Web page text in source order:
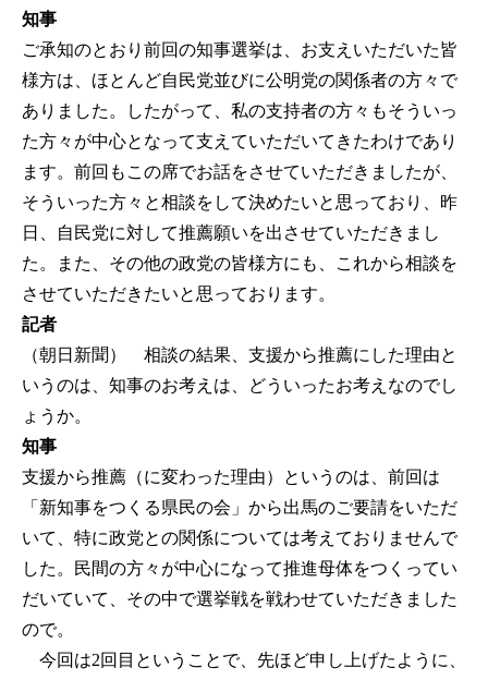
知事
ご承知のとおり前回の知事選挙は、お支えいただいた皆
様方は、ほとんど自民党並びに公明党の関係者の方々で
ありました。したがって、私の支持者の方々もそういっ
た方々が中心となって支えていただいてきたわけであり
ます。前回もこの席でお話をさせていただきましたが、
そういった方々と相談をして決めたいと思っており、昨
日、自民党に対して推薦願いを出させていただきまし
た。また、その他の政党の皆様方にも、これから相談を
させていただきたいと思っております。
記者
（朝日新聞） 相談の結果、支援から推薦にした理由と
いうのは、知事のお考えは、どういったお考えなのでし
ょうか。
知事
支援から推薦（に変わった理由）というのは、前回は
「新知事をつくる県民の会」から出馬のご要請をいただ
いて、特に政党との関係については考えておりませんで
した。民間の方々が中心になって推進母体をつくってい
だいていて、その中で選挙戦を戦わせていただきました
ので。
今回は2回目ということで、先ほど申し上げたように、